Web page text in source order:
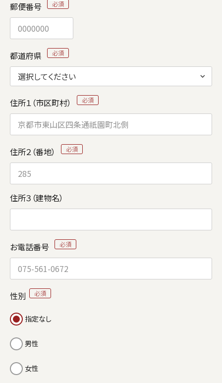
郵便番号
都道府県
住所１（市区町村）
住所２（番地）
住所３（建物名）
お電話番号
性別
指定なし
男性
女性